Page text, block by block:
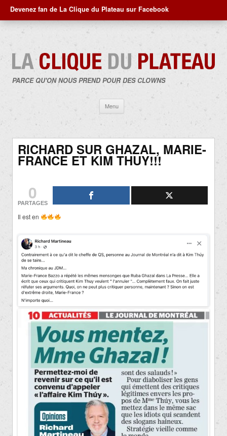
Devenez fan de La Clique du Plateau sur Facebook
PARCE QU'ON NOUS PREND POUR DES CLOWNS
Menu
contenu
RICHARD SUR GHAZAL, MARIE-
FRANCE ET KIM THUY!!!
0
PARTAGES
Il est en